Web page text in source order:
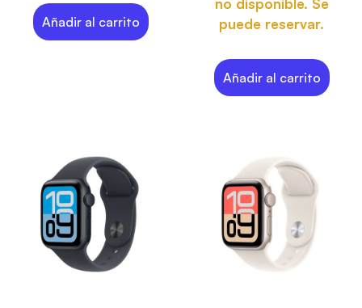
Añadir al carrito
no disponible. Se
puede reservar.
Añadir al carrito